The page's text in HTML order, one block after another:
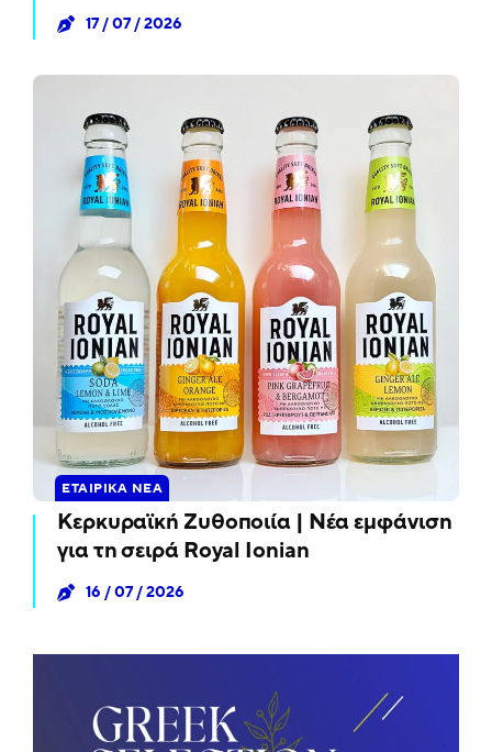
17 / 07 / 2026
ΕΤΑΙΡΙΚΆ ΝΈΑ
Κερκυραϊκή Ζυθοποιία | Νέα εμφάνιση
για τη σειρά Royal Ionian
16 / 07 / 2026